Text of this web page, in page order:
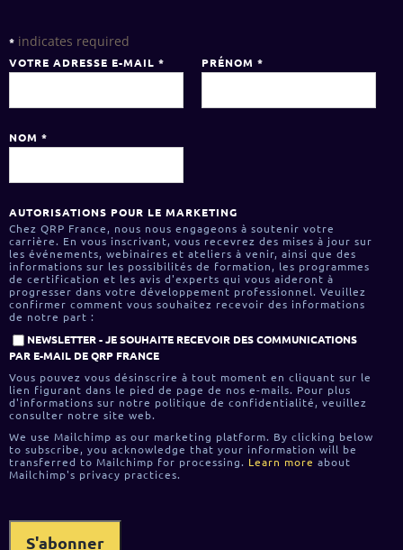
* indicates required
VOTRE ADRESSE E-MAIL * PRÉNOM *
NOM *
AUTORISATIONS POUR LE MARKETING
Chez QRP France, nous nous engageons à soutenir votre
carrière. En vous inscrivant, vous recevrez des mises à jour sur
les événements, webinaires et ateliers à venir, ainsi que des
informations sur les possibilités de formation, les programmes
de certification et les avis d'experts qui vous aideront à
progresser dans votre développement professionnel. Veuillez
confirmer comment vous souhaitez recevoir des informations
de notre part :
NEWSLETTER - JE SOUHAITE RECEVOIR DES COMMUNICATIONS
PAR E-MAIL DE QRP FRANCE
Vous pouvez vous désinscrire à tout moment en cliquant sur le
lien figurant dans le pied de page de nos e-mails. Pour plus
d'informations sur notre politique de confidentialité, veuillez
consulter notre site web.
We use Mailchimp as our marketing platform. By clicking below
to subscribe, you acknowledge that your information will be
transferred to Mailchimp for processing. Learn more about
Mailchimp's privacy practices.